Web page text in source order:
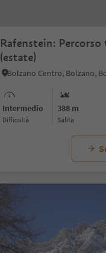
Rafenstein:
(estate)
Bolzano Centro, Bolzano,
Intermedio
Difficoltà
388 m
Salita